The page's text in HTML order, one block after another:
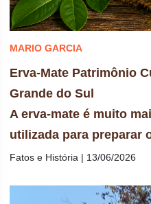
MARIO GARCIA
Erva-Mate Patrimônio
Grande do Sul
A erva-mate é muito
utilizada para preparar
Fatos e História | 13/06/2026